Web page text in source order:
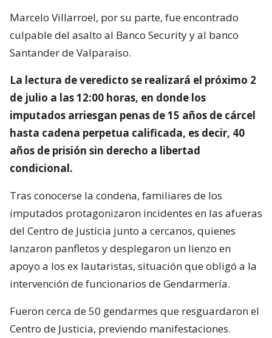
Marcelo Villarroel, por su parte, fue encontrado
culpable del asalto al Banco Security y al banco
Santander de Valparaíso.
La lectura de veredicto se realizará el próximo 2
de julio a las 12:00 horas, en donde los
imputados arriesgan penas de 15 años de cárcel
hasta cadena perpetua calificada, es decir, 40
años de prisión sin derecho a libertad
condicional.
Tras conocerse la condena, familiares de los
imputados protagonizaron incidentes en las afueras
del Centro de Justicia junto a cercanos, quienes
lanzaron panfletos y desplegaron un lienzo en
apoyo a los ex lautaristas, situación que obligó a la
intervención de funcionarios de Gendarmería.
Fueron cerca de 50 gendarmes que resguardaron el
Centro de Justicia, previendo manifestaciones.